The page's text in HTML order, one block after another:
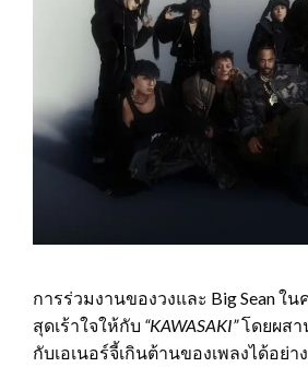
การร่วมงานของวงและ Big Sean ใ
สุดเร้าใจให้กับ “KAWASAKI”โดยผสา
กับเอเนอร์จี้เกินต้านของเพลงได้อย่